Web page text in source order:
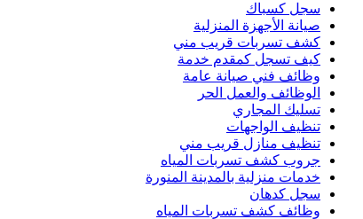
سجل كسباك
صيانة الأجهزة المنزلية
كشف تسربات قريب مني
كيف تسجل كمقدم خدمة
وظائف فني صيانة عامة
الوظائف والعمل الحر
تسليك المجاري
تنظيف الواجهات
تنظيف منازل قريب مني
جروب كشف تسربات المياه
خدمات منزلية بالمدينة المنورة
سجل كدهان
وظائف كشف تسربات المياه